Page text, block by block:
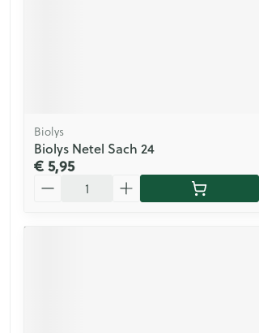
Biolys
Biolys Netel Sach 24
€ 5,95